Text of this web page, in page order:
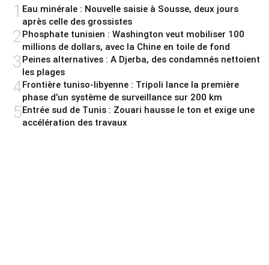
1 Eau minérale : Nouvelle saisie à Sousse, deux jours
après celle des grossistes
2Phosphate tunisien : Washington veut mobiliser 100
millions de dollars, avec la Chine en toile de fond
3Peines alternatives : A Djerba, des condamnés nettoient
les plages
4Frontière tuniso-libyenne : Tripoli lance la première
phase d’un système de surveillance sur 200 km
5Entrée sud de Tunis : Zouari hausse le ton et exige une
accélération des travaux